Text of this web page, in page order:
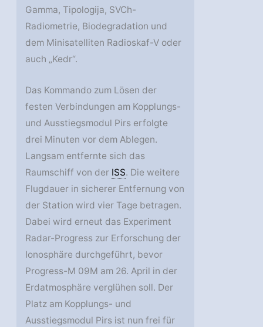
Gamma, Tipologija, SVCh-
Radiometrie, Biodegradation und
dem Minisatelliten Radioskaf-V oder
auch „Kedr“.
Das Kommando zum Lösen der
festen Verbindungen am Kopplungs-
und Ausstiegsmodul Pirs erfolgte
drei Minuten vor dem Ablegen.
Langsam entfernte sich das
Raumschiff von der ISS. Die weitere
Flugdauer in sicherer Entfernung von
der Station wird vier Tage betragen.
Dabei wird erneut das Experiment
Radar-Progress zur Erforschung der
Ionosphäre durchgeführt, bevor
Progress-M 09M am 26. April in der
Erdatmosphäre verglühen soll. Der
Platz am Kopplungs- und
Ausstiegsmodul Pirs ist nun frei für